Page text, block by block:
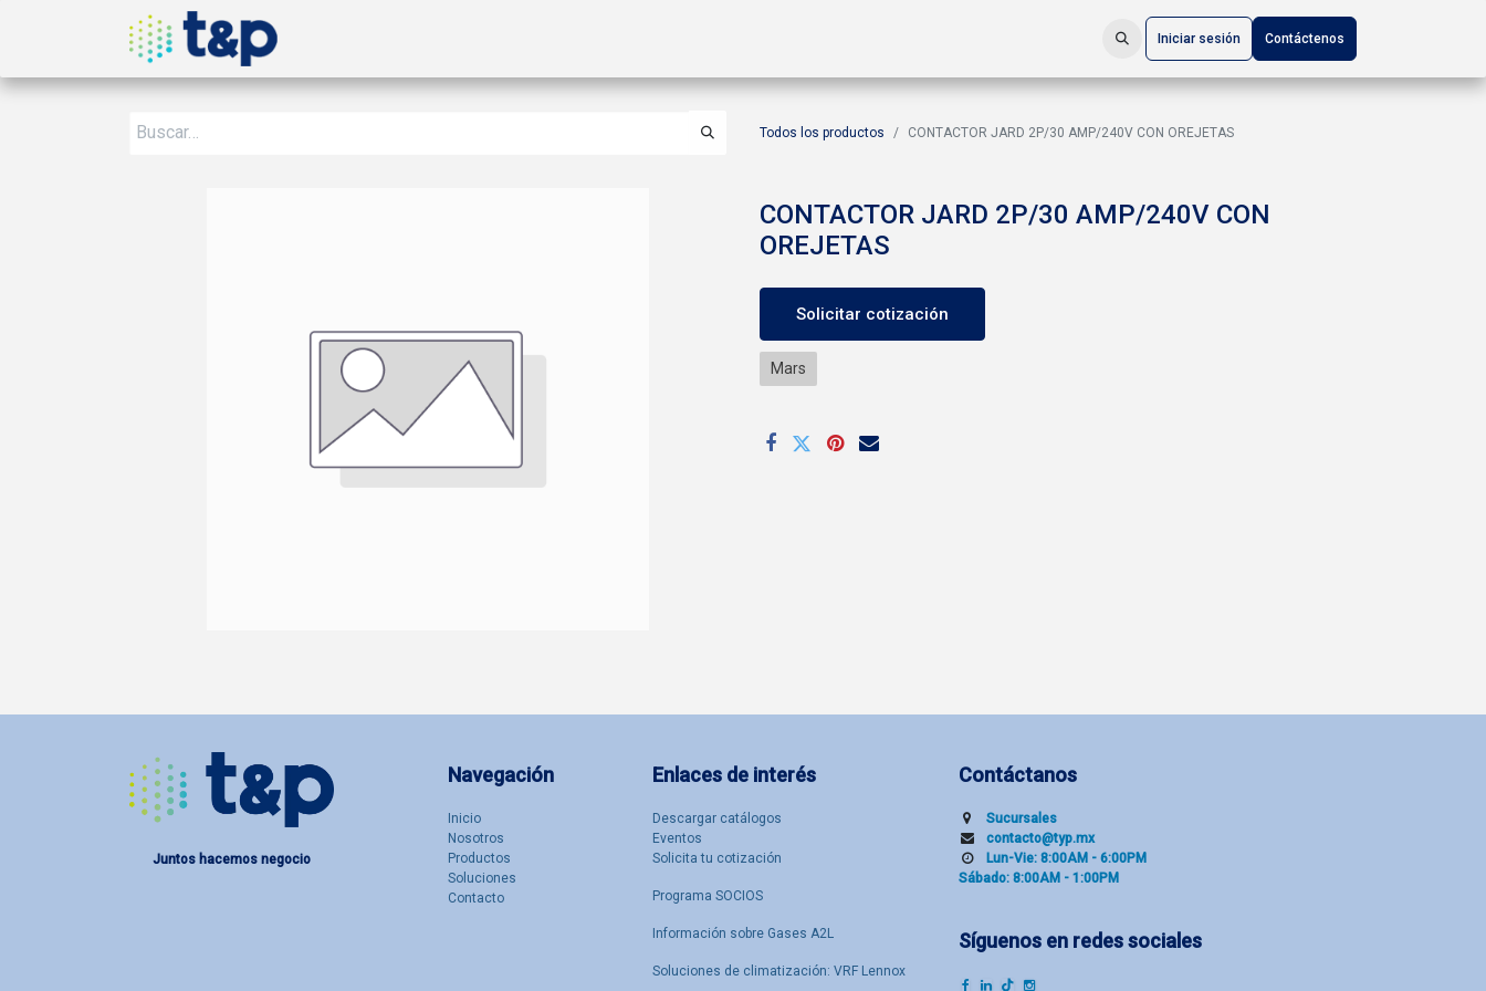
Iniciar sesión Contáctenos
Todos los productos CONTACTOR JARD 2P/30 AMP/240V CON OREJETAS
CONTACTOR JARD 2P/30 AMP/240V CON
OREJETAS
Solicitar cotización
Mars
Enlaces de interés
Descargar catálogos
Eventos
Solicita tu cotización
Programa SOCIOS
Información sobre Gases A2L
Soluciones de climatización: VRF Lennox
Navegación
Inicio
Nosotro​s
Productos
Soluciones
Contacto
Contáctanos
Sucu​rsal​es
contacto@typ.mx
Lun-Vie: 8:00AM - 6:00PM
Sábado: 8:00AM - 1:00PM
Síguenos en redes sociales
Juntos hacemos negocio